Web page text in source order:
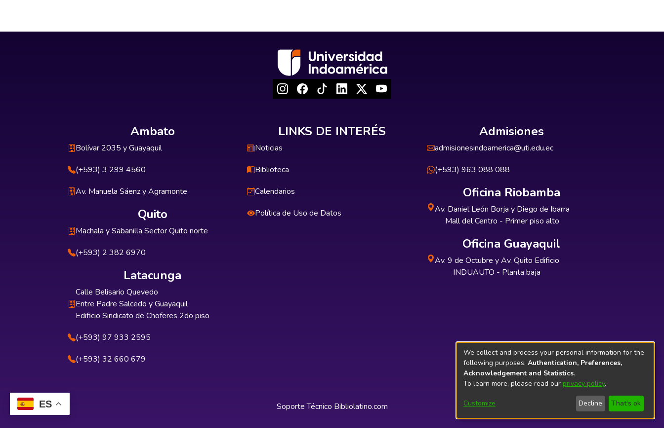
ES
crear fidelidad para evitar vulnerabilidad frente a una sociedad competitiva y globalizada, que muchas veces actúa sin
cuartel en busca de beneficios económicos y materiales, olvidando la integridad, la libertad y el respeto por la figura
humana. En este trabajo se recorrerá brevemente tanto el Marketing moderno como la aplicación del Neuromarketing,
el alcance que hoy tiene éste para poder cuestionar y proponer soluciones frente a la ética y la moral que deben limitar
y guiar el buen uso de esta extraordinaria herramienta para el Marketing.
Ambato
Bolívar 2035 y Guayaquil
(+593) 3 299 4560
Av. Manuela Sáenz y Agramonte
Quito
Machala y Sabanilla Sector Quito norte
(+593) 2 382 6970
Latacunga
Calle Belisario Quevedo
Entre Padre Salcedo y Guayaquil
Edificio Sindicato de Choferes 2do piso
(+593) 97 933 2595
(+593) 32 660 679
LINKS DE INTERÉS
Noticias
Biblioteca
Calendarios
Política de Uso de Datos
Admisiones
admisionesindoamerica@uti.edu.ec
(+593) 963 088 088
Oficina Riobamba
Av. Daniel León Borja y Diego de Ibarra
Mall del Centro - Primer piso alto
Oficina Guayaquil
Av. 9 de Octubre y Av. Quito Edificio
INDUAUTO - Planta baja
Soporte Técnico Bibliolatino.com
We collect and process your personal information for the
following purposes: Authentication, Preferences,
Acknowledgement and Statistics.
To learn more, please read our privacy policy.
Customize Decline That's ok